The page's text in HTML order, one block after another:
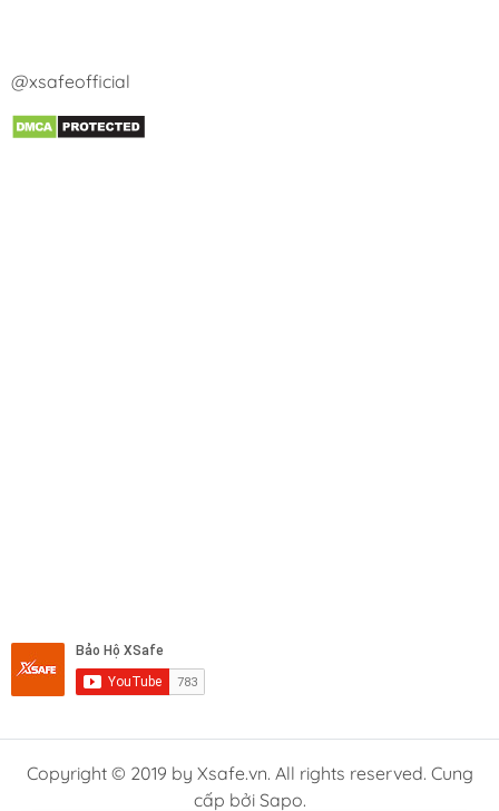
@xsafeofficial
Copyright © 2019 by Xsafe.vn. All rights reserved. Cung
cấp bởi Sapo.